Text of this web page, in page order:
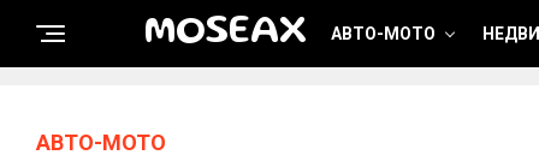
MOSEAX АВТО-МОТО
АВТО-МОТО